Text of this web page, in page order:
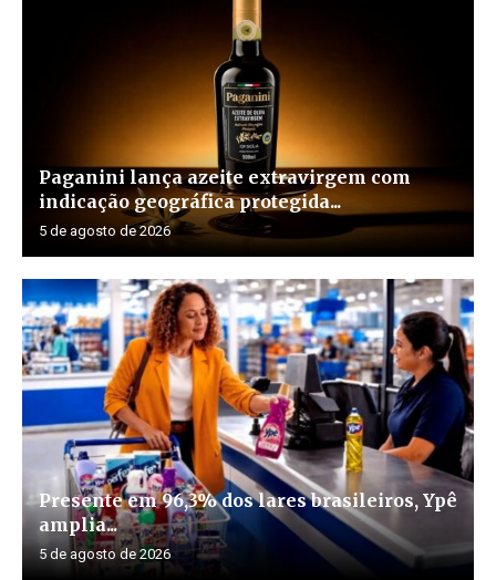
Paganini lança azeite extravirgem com
indicação geográfica protegida...
5 de agosto de 2026
Presente em 96,3% dos lares brasileiros, Ypê
amplia...
5 de agosto de 2026